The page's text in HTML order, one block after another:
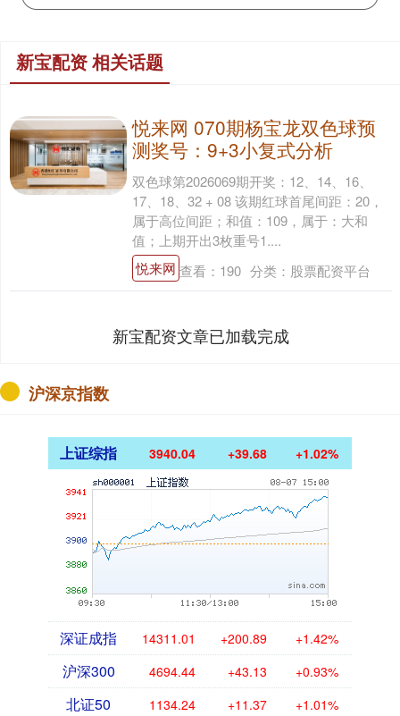
新宝配资 相关话题
悦来网 070期杨宝龙双色球预
测奖号：9+3小复式分析
双色球第2026069期开奖：12、14、16、
17、18、32 + 08 该期红球首尾间距：20，
属于高位间距；和值：109，属于：大和
值；上期开出3枚重号1....
悦来网 查看： 190 分类： 股票配资平台
新宝配资文章已加载完成
沪深京指数
上证综指 3940.04 +39.68 +1.02%
深证成指 14311.01 +200.89 +1.42%
沪深300 4694.44 +43.13 +0.93%
北证50 1134.24 +11.37 +1.01%